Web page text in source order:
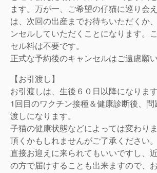
ます。万が一、ご希望の仔猫に巡り会
は、次回の出産までお待ちいただくか
ンセルしていただくことになります。
セル料は不要です。
正式な予約後のキャンセルはご遠慮願い
【お引渡し】
お引渡しは、生後６０日以降になります
1回目のワクチン接種＆健康診断後、問
渡しになります。
子猫の健康状態などによっては変わり
頂くかもしれませんがご了承ください。
直接お迎えに来られてもいいですし、
の方で届けすることも出来ますので、